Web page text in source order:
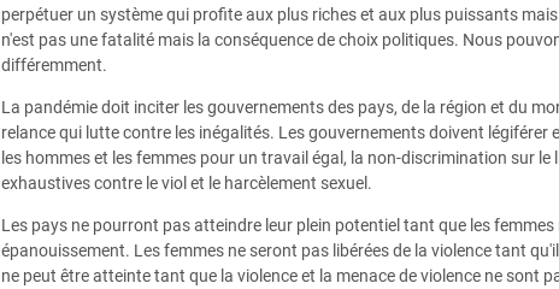
perpétuer un système qui profite aux plus riches et aux plus puissants
n'est pas une fatalité mais la conséquence de choix politiques. Nous
différemment.
La pandémie doit inciter les gouvernements des pays, de la région et du
relance qui lutte contre les inégalités. Les gouvernements doivent légiférer
les hommes et les femmes pour un travail égal, la non-discrimination sur le
exhaustives contre le viol et le harcèlement sexuel.
Les pays ne pourront pas atteindre leur plein potentiel tant que les
épanouissement. Les femmes ne seront pas libérées de la violence tant
ne peut être atteinte tant que la violence et la menace de violence ne sont